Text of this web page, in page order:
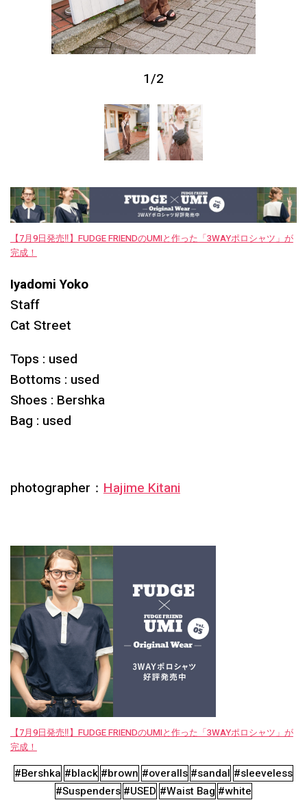
1/2
【7月9日発売‼︎】FUDGE FRIENDのUMIと作った「3WAYポロシャツ」が
完成！
Iyadomi Yoko
Staff
Cat Street
Tops : used
Bottoms : used
Shoes : Bershka
Bag : used
photographer： Hajime Kitani
【7月9日発売‼︎】FUDGE FRIENDのUMIと作った「3WAYポロシャツ」が
完成！
#Bershka #black #brown #overalls #sandal #sleeveless
#Suspenders #USED #Waist Bag #white